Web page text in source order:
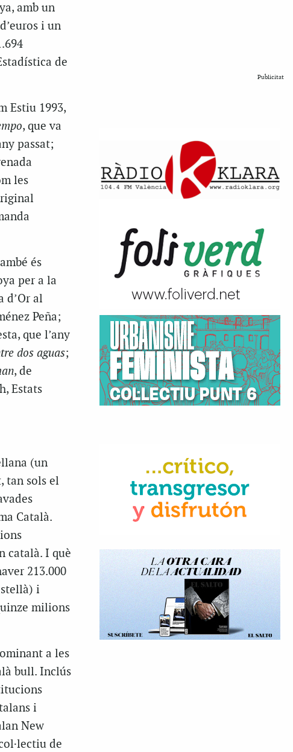
amb un
i un
de
Estiu 1993,
, que va
passat;
les
és
per a la
d’Or al
Peña;
que l’any
dos aguas;
, de
Estats
(un
tan sols el
Català.
català. I què
213.000
i
milions
a les
bull. Inclús
i
New
de
Publicitat